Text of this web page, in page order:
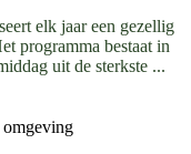
elk jaar een gezellig
programma bestaat in
uit de sterkste ...